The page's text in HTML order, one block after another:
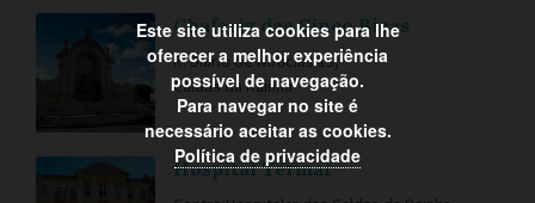
Chafariz das Cinco Bicas
R. Diário de Noticias 13,
Caldas da Rainha
Hospital Termal
Este site utiliza cookies para lhe
oferecer a melhor experiência
possível de navegação.
Para navegar no site é
necessário aceitar as cookies.
Política de privacidade